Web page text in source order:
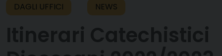
DAGLI UFFICI NEWS